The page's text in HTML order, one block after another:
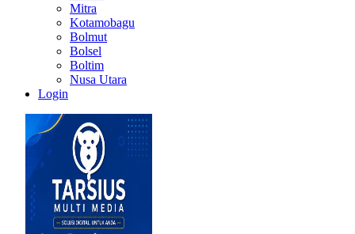
Mitra
Kotamobagu
Bolmut
Bolsel
Boltim
Nusa Utara
Login